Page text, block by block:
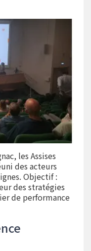
les Assises
des acteurs
Objectif :
des stratégies
de performance